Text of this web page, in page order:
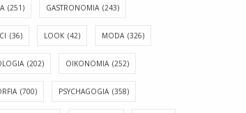
(251) GASTRONOMIA (243)
(36) LOOK (42) MODA (326)
(202) OIKONOMIA (252)
(700) PSYCHAGOGIA (358)